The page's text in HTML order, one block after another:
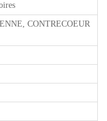
CONTRECOEUR